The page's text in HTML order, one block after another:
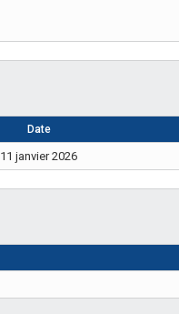
Date
11 janvier 2026